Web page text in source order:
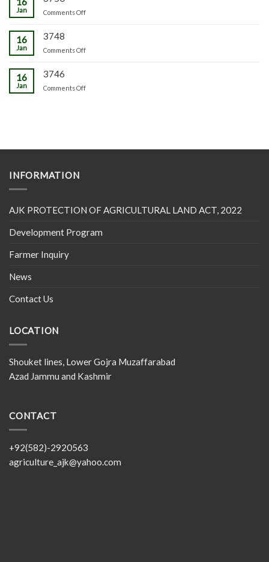
Jan Comments Offon
16
Jan
3748
Comments Offon
16
Jan
3746
Comments Offon
INFORMATION
AJK PROTECTION OF AGRICULTURAL LAND ACT, 2022
Development Program
Farmer Inquiry
News
Contact Us
LOCATION
Shouket lines, Lower Gojra Muzaffarabad
Azad Jammu and Kashmir
CONTACT
+92(582)-2920563
agriculture_ajk@yahoo.com